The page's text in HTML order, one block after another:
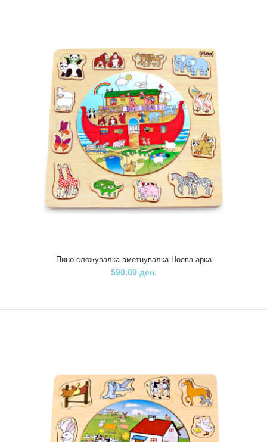
..
Пино мини 3Д слагалица
480,00 ден.
Пино сложувалка вметнувалка Ноева арка
590,00 ден.